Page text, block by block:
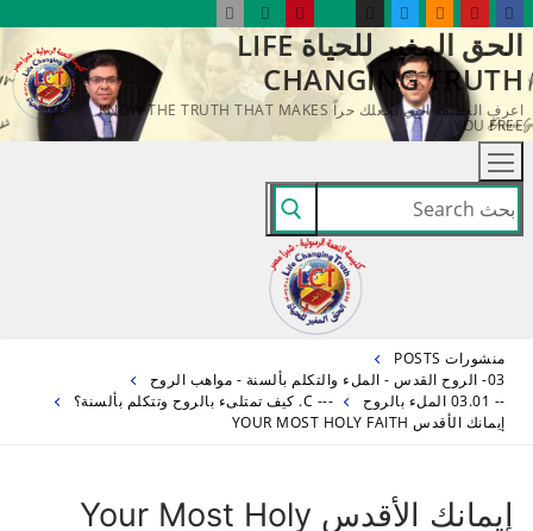
التجاوز
إلى
المحتوى
الحق المغير للحياة LIFE
CHANGING TRUTH
اعرف الحقيقة التي تجعلك حراً KNOW THE TRUTH THAT MAKES
YOU FREE
البحث
عن:
منشورات POSTS
03- الروح القدس - الملء والتكلم بألسنة - مواهب الروح
-- 03.01 الملء بالروح
--- C. كيف تمتلىء بالروح وتتكلم بألسنة؟
إيمانك الأقدس YOUR MOST HOLY FAITH
إيمانك الأقدس Your Most Holy